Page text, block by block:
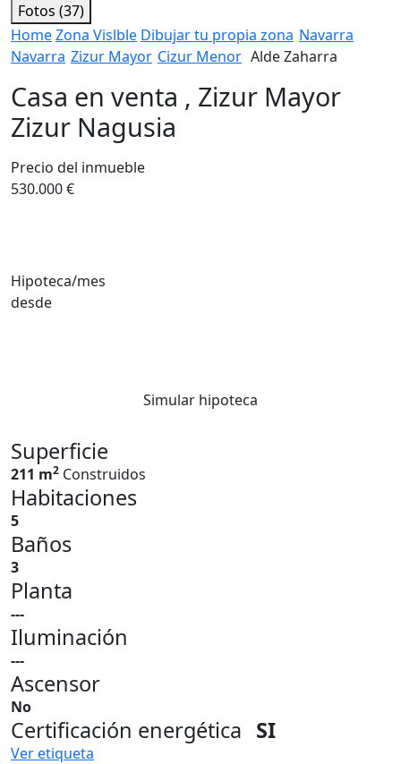
Fotos (37)
HomeZona Vislble Dibujar tu propia zona Navarra
Navarra Zizur Mayor Cizur Menor Alde Zaharra
Casa en venta , Zizur Mayor
Zizur Nagusia
Precio del inmueble
530.000 €
Hipoteca/mes
desde
Simular hipoteca
Superficie
211 m2 Construidos
Habitaciones
5
Baños
3
Planta
---
Iluminación
---
Ascensor
No
Certificación energética SI
Ver etiqueta